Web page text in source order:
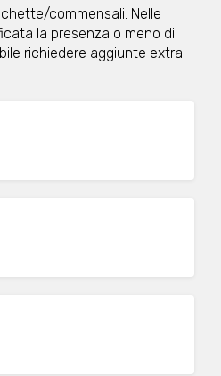
commensali. Nelle
la presenza o meno di
richiedere aggiunte extra